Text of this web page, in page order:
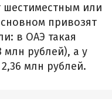
шестиместным или
привозят
в ОАЭ такая
млн рублей), а у
млн рублей.